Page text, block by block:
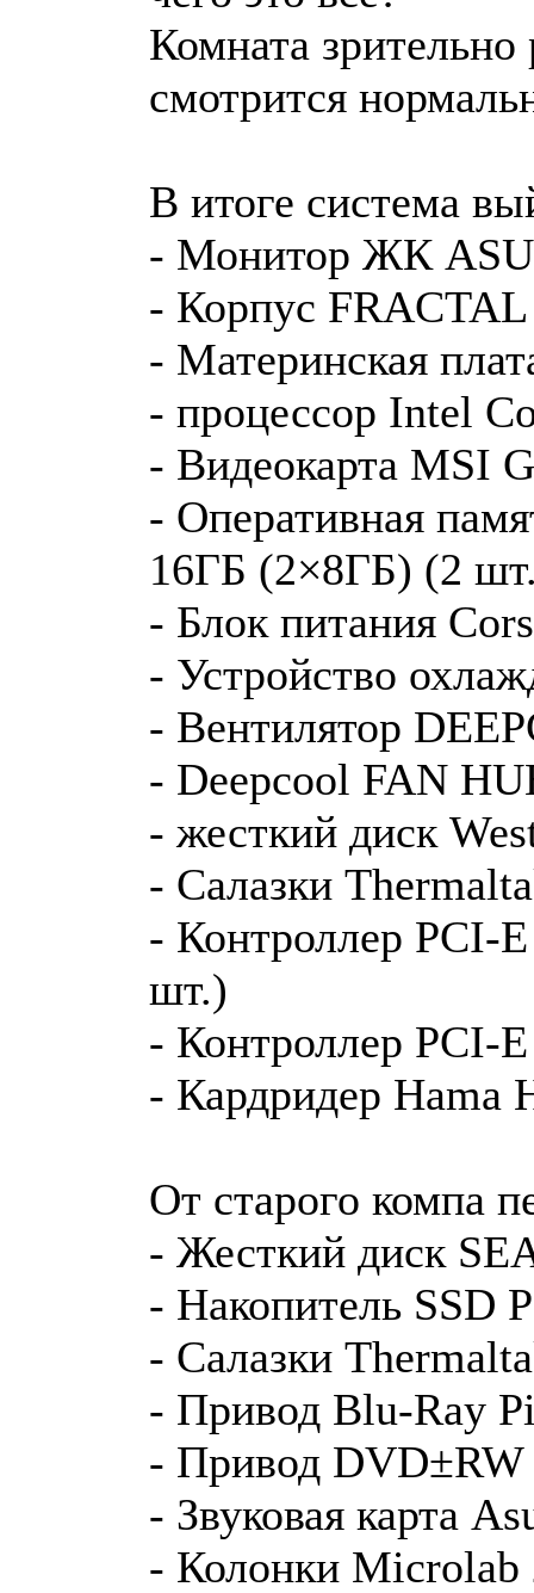
Комната
смотрится
В итоге система
- Монитор ЖК
- Корпус
- Материнская
- процессор Intel
- Видеокарта MSI
- Оперативная
16ГБ (2×8ГБ) (2
- Блок питания
- Устройство
- Вентилятор
- Deepcool FAN
- жесткий диск
- Салазки
- Контроллер PCI-
шт.)
- Контроллер PCI-
- Кардридер Hama
От старого компа
- Жесткий диск
- Накопитель SSD
- Салазки
- Привод Blu-Ray
- Привод
- Звуковая карта
- Колонки Microlab